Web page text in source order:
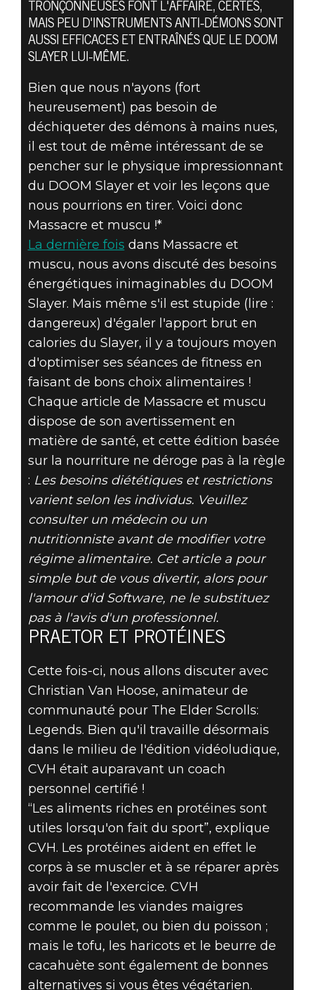
DOOM® Eternal
27 novembre 2019
MASSACRE ET
MUSCU #5B –
LE RÉGIME
DOOM
TRONÇONNEUSES FONT L'AFFAIRE, CERTES,
MAIS PEU D'INSTRUMENTS ANTI-DÉMONS SONT
AUSSI EFFICACES ET ENTRAÎNÉS QUE LE DOOM
SLAYER LUI-MÊME.
Bien que nous n'ayons (fort
heureusement) pas besoin de
déchiqueter des démons à mains nues,
il est tout de même intéressant de se
pencher sur le physique impressionnant
du DOOM Slayer et voir les leçons que
nous pourrions en tirer. Voici donc
Massacre et muscu !*
La dernière fois dans Massacre et
muscu, nous avons discuté des besoins
énergétiques inimaginables du DOOM
Slayer. Mais même s'il est stupide (lire :
dangereux) d'égaler l'apport brut en
calories du Slayer, il y a toujours moyen
d'optimiser ses séances de fitness en
faisant de bons choix alimentaires !
Chaque article de Massacre et muscu
dispose de son avertissement en
matière de santé, et cette édition basée
sur la nourriture ne déroge pas à la règle
: Les besoins diététiques et restrictions
varient selon les individus. Veuillez
consulter un médecin ou un
nutritionniste avant de modifier votre
régime alimentaire. Cet article a pour
simple but de vous divertir, alors pour
l'amour d'id Software, ne le substituez
pas à l'avis d'un professionnel.
PRAETOR ET PROTÉINES
Cette fois-ci, nous allons discuter avec
Christian Van Hoose, animateur de
communauté pour The Elder Scrolls:
Legends. Bien qu'il travaille désormais
dans le milieu de l'édition vidéoludique,
CVH était auparavant un coach
personnel certifié !
“Les aliments riches en protéines sont
utiles lorsqu'on fait du sport”, explique
CVH. Les protéines aident en effet le
corps à se muscler et à se réparer après
avoir fait de l'exercice. CVH
recommande les viandes maigres
comme le poulet, ou bien du poisson ;
mais le tofu, les haricots et le beurre de
cacahuète sont également de bonnes
alternatives si vous êtes végétarien.